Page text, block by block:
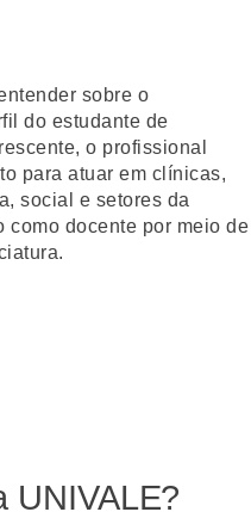
sobre o
do estudante de
o profissional
para atuar em clínicas,
social e setores da
como docente por meio de
UNIVALE?